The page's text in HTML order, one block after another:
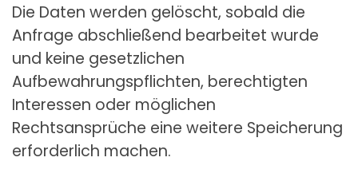
Die Daten werden gelöscht, sobald die
Anfrage abschließend bearbeitet wurde
und keine gesetzlichen
Aufbewahrungspflichten, berechtigten
Interessen oder möglichen
Rechtsansprüche eine weitere Speicherung
erforderlich machen.